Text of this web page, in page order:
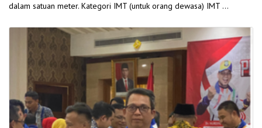
dalam satuan meter. Kategori IMT (untuk orang dewasa) IMT …